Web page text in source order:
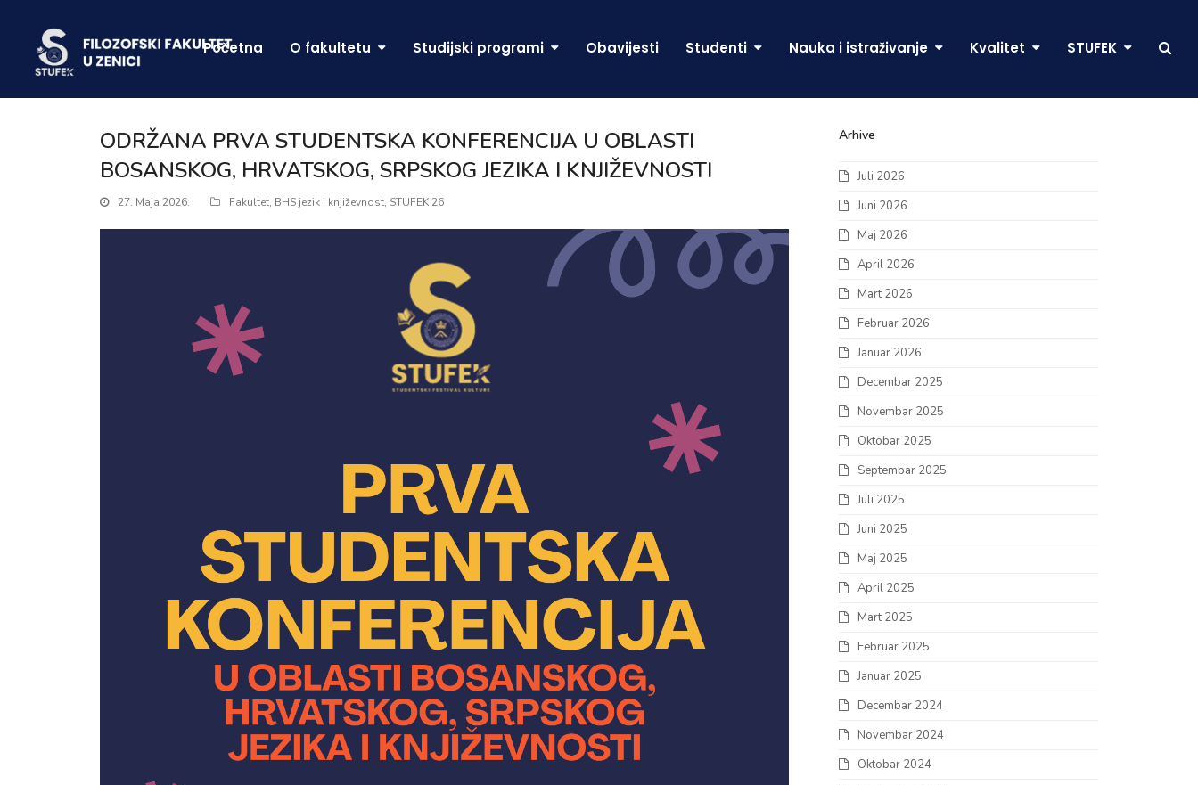
Početna O fakultetu Studijski programi Obavijesti Studenti Nauka i istraživanje Kvalitet STUFEK
ODRŽANA PRVA STUDENTSKA KONFERENCIJA U OBLASTI
BOSANSKOG, HRVATSKOG, SRPSKOG JEZIKA I KNJIŽEVNOSTI
27. Maja 2026. Fakultet, BHS jezik i književnost, STUFEK 26
Arhive
Juli 2026
Juni 2026
Maj 2026
April 2026
Mart 2026
Februar 2026
Januar 2026
Decembar 2025
Novembar 2025
Oktobar 2025
Septembar 2025
Juli 2025
Juni 2025
Maj 2025
April 2025
Mart 2025
Februar 2025
Januar 2025
Decembar 2024
Novembar 2024
Oktobar 2024